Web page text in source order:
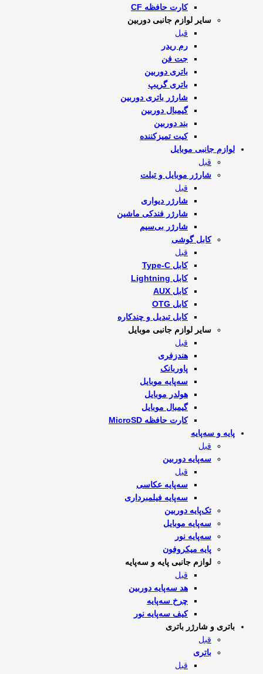
کارت حافظه CF
سایر لوازم جانبی دوربین
قبل
رم ریدر
جت فن
باتری دوربین
باتری گریپ
شارژر باتری دوربین
گیمبال دوربین
بند دوربین
کیت تمیز‌کننده
لوازم جانبی موبایل
قبل
شارژر موبایل و تبلت
قبل
شارژر دیواری
شارژر فندکی ماشین
شارژر بی‌سیم
کابل گوشی
قبل
کابل Type-C
کابل Lightning
کابل AUX
کابل OTG
کابل تبدیل و چندکاره
سایر لوازم جانبی موبایل
قبل
هندزفری
پاوربانک
سه‌پایه موبایل
هولدر موبایل
گیمبال موبایل
کارت حافظه MicroSD
پایه و سه‌پایه
قبل
سه‌پایه دوربین
قبل
سه‌پایه عکاسی
سه‌پایه فیلمبرداری
تک‌پایه دوربین
سه‌پایه موبایل
سه‌پایه نور
پایه میکروفون
لوازم جانبی پایه و سه‌پایه
قبل
هد سه‌پایه دوربین
چرخ سه‌پایه
کیف سه‌پایه نور
باتری و شارژر باتری
قبل
باتری
قبل